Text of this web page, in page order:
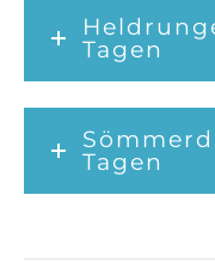
Tagen
Tagen